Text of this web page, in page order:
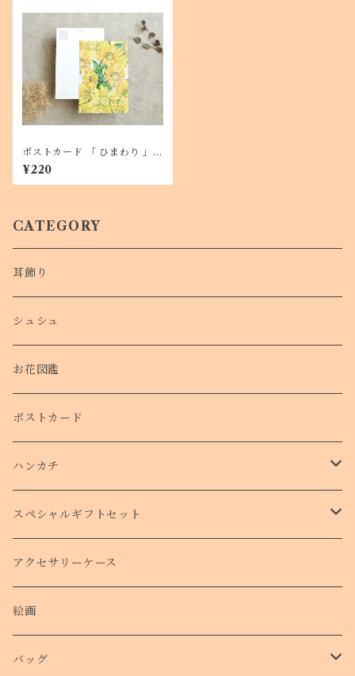
ポストカード 「 ひまわり 」１
枚 メッセージカードにも
¥220
CATEGORY
耳飾り
シュシュ
お花図鑑
ポストカード
ハンカチ
タオルハンカチ
スペシャルギフトセット
クリスマスコフレ
アクセサリーケース
絵画
バッグ